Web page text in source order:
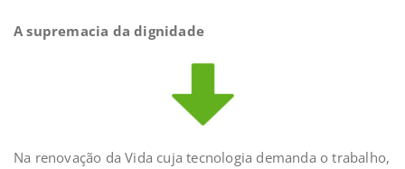
A supremacia da dignidade
Na renovação da Vida cuja tecnologia demanda o trabalho,